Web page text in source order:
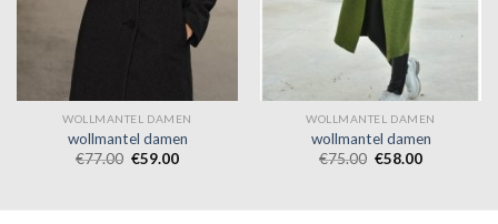
WOLLMANTEL DAMEN
wollmantel damen
€77.00 €59.00
WOLLMANTEL DAMEN
wollmantel damen
€75.00 €58.00